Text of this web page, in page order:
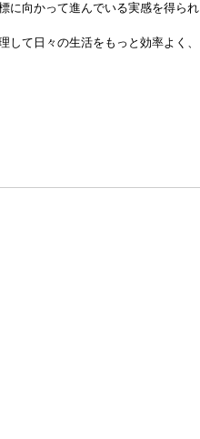
に向かって進んでいる実感を得られ
て日々の生活をもっと効率よく、